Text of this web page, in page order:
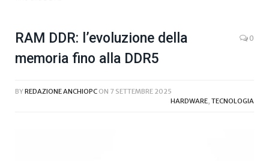
RAM DDR: l’evoluzione della
memoria fino alla DDR5
0
BYREDAZIONE ANCHIOPC ON 7 SETTEMBRE 2025
HARDWARE, TECNOLOGIA